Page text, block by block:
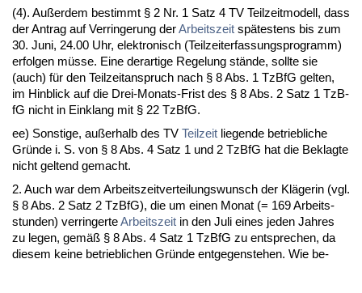
(4). Außer­dem be­stimmt § 2 Nr. 1 Satz 4 TV Teil­zeit­mo­dell, dass
der An­trag auf Ver­rin­ge­rung derAr­beits­zeit spätes­tens bis zum
30. Ju­ni, 24.00 Uhr, elek­tro­nisch (Teil­zeit­er­fas­sungs­pro­gramm)
er­fol­gen müsse. Ei­ne der­ar­ti­ge Re­ge­lung stände, soll­te sie
(auch) für den Teil­zeit­an­spruch nach § 8 Abs. 1 Tz­B­fG gel­ten,
im Hin­blick auf die Drei-Mo­nats-Frist des § 8 Abs. 2 Satz 1 Tz­B­
fG nicht in Ein­klang mit § 22 Tz­B­fG.
ee) Sons­ti­ge, außer­halb des TV Teil­zeit lie­gen­de be­trieb­li­che
Gründe i. S. von § 8 Abs. 4 Satz 1 und 2 Tz­B­fG hat die Be­klag­te
nicht gel­tend ge­macht.
2. Auch war dem Ar­beits­zeit­ver­tei­lungs­wunsch der Kläge­rin (vgl.
§ 8 Abs. 2 Satz 2 Tz­B­fG), die um ei­nen Mo­nat (= 169 Ar­beits­
stun­den) ver­rin­ger­teAr­beits­zeit in den Ju­li ei­nes je­den Jah­res
zu le­gen, gemäß § 8 Abs. 4 Satz 1 Tz­B­fG zu ent­spre­chen, da
die­sem kei­ne be­trieb­li­chen Gründe ent­ge­gen­ste­hen. Wie be-